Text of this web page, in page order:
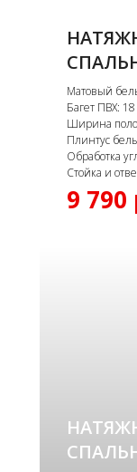
Матовый
Багет ПВХ:
Ширина
Плинтус
Обработка
Стойка и
9 790